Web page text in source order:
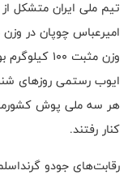
وزن مثبت
ایوب رستمی روزهای
هر سه ملی پوش
کنار رفتند.